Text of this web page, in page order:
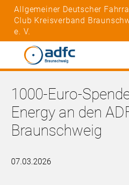
Allgemeiner Deutscher
Club Kreisverband
e. V.
1000-Euro-
Energy an den
Braunschweig
07.03.2026